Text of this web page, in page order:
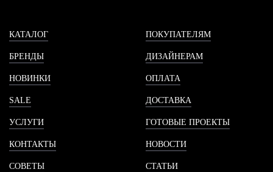
КАТАЛОГ
БРЕНДЫ
НОВИНКИ
SALE
УСЛУГИ
КОНТАКТЫ
СОВЕТЫ
ПОКУПАТЕЛЯМ
ДИЗАЙНЕРАМ
ОПЛАТА
ДОСТАВКА
ГОТОВЫЕ ПРОЕКТЫ
НОВОСТИ
СТАТЬИ